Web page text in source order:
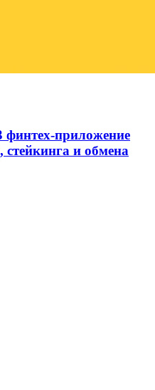
финтех-приложение
стейкинга и обмена